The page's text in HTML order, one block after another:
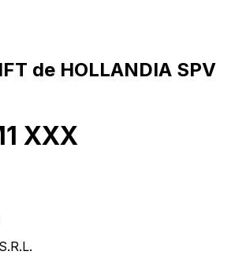
de HOLLANDIA SPV
XXX